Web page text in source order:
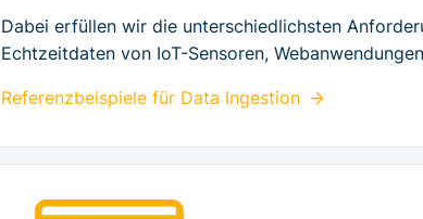
Dabei erfüllen wir die unterschiedlichsten
Echtzeitdaten von IoT-Sensoren,
Referenzbeispiele für Data Ingestion